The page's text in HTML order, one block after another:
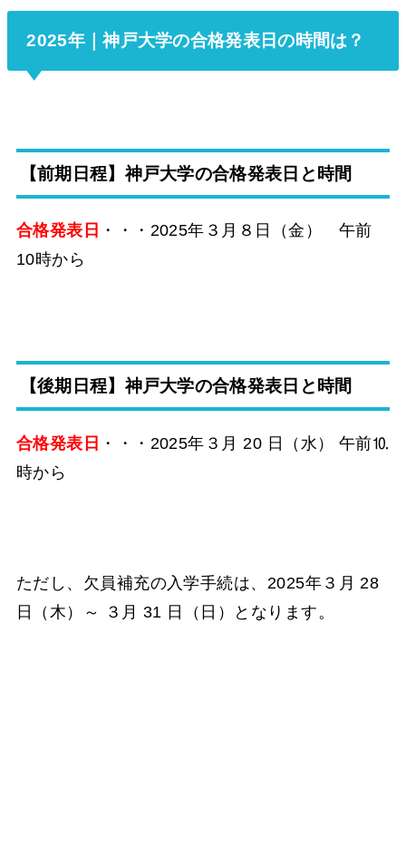
2025年｜神戸大学の合格発表日の時間は？
【前期日程】神戸大学の合格発表日と時間
合格発表日 ・・・2025年３月８日（金） 午前
10時から
【後期日程】神戸大学の合格発表日と時間
合格発表日 ・・・2025年３月 20 日（水） 午前⒑
時から
ただし、欠員補充の入学手続は、2025年３月 28
日（木）～ ３月 31 日（日）となります。